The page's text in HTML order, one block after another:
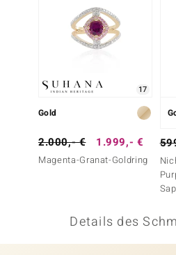
Collection
BY DE MELO
17
Gold
2.000,- € 1.999,- €
Magenta-Granat-Goldring
Details des